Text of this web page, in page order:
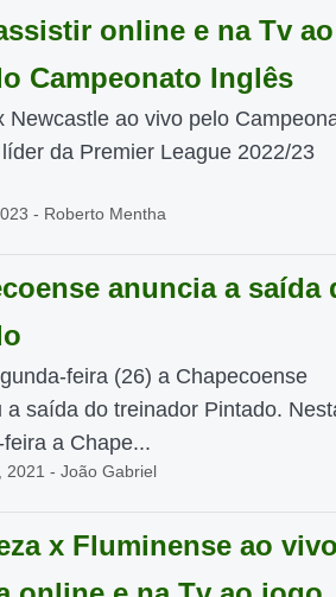
online e na Tv ao
Campeonato Inglês
Newcastle ao vivo pelo
da Premier League 2022/23
- Roberto Mentha
anuncia a saída
feira (26) a Chapecoense
a saída do treinador Pintado.
a Chape...
2021 - João Gabriel
x Fluminense ao